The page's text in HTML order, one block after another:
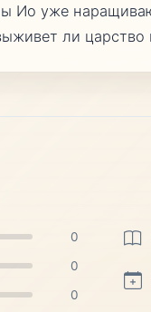
Ио уже
ли царство
0
0
0